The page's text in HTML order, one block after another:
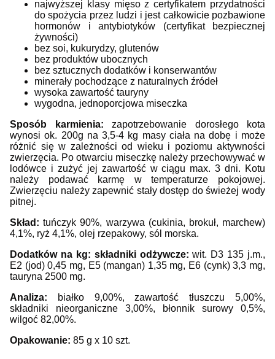
najwyższej klasy mięso z certyfikatem przydatności
do spożycia przez ludzi i jest całkowicie pozbawione
hormonów i antybiotyków (certyfikat bezpiecznej
żywności)
bez soi, kukurydzy, glutenów
bez produktów ubocznych
bez sztucznych dodatków i konserwantów
minerały pochodzące z naturalnych źródeł
wysoka zawartość tauryny
wygodna, jednoporcjowa miseczka
Sposób karmienia:
zapotrzebowanie dorosłego kota
wynosi ok. 200g na 3,5-4 kg masy ciała na dobę i może
różnić się w zależności od wieku i poziomu aktywności
zwierzęcia. Po otwarciu miseczkę należy przechowywać w
lodówce i zużyć jej zawartość w ciągu max. 3 dni. Kotu
należy podawać karmę w temperaturze pokojowej.
Zwierzęciu należy zapewnić stały dostęp do świeżej wody
pitnej.
Skład:tuńczyk 90%, warzywa (cukinia, brokuł, marchew)
4,1%, ryż 4,1%, olej rzepakowy, sól morska.
Dodatków na kg: składniki odżywcze:wit. D3 135 j.m.,
E2 (jod) 0,45 mg, E5 (mangan) 1,35 mg, E6 (cynk) 3,3 mg,
tauryna 2500 mg.
Analiza:
białko 9,00%, zawartość tłuszczu 5,00%,
składniki nieorganiczne 3,00%, błonnik surowy 0,5%,
wilgoć 82,00%.
Opakowanie: 85 g x 10 szt.